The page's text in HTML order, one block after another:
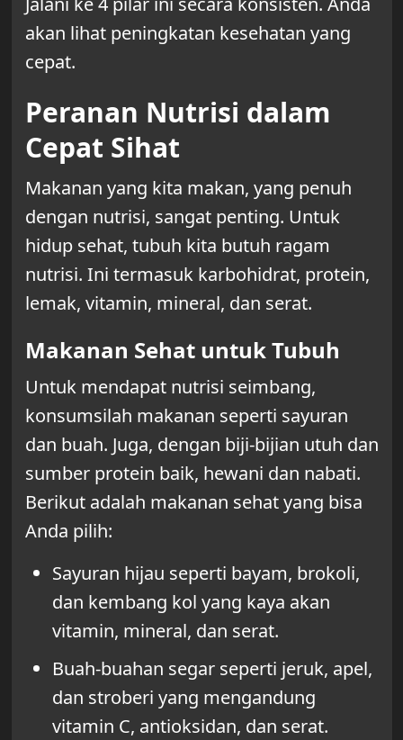
akan lihat peningkatan kesehatan yang
cepat.
Peranan Nutrisi dalam
Cepat Sihat
Makanan yang kita makan, yang penuh
dengan nutrisi, sangat penting. Untuk
hidup sehat, tubuh kita butuh ragam
nutrisi. Ini termasuk karbohidrat, protein,
lemak, vitamin, mineral, dan serat.
Makanan Sehat untuk Tubuh
Untuk mendapat nutrisi seimbang,
konsumsilah makanan seperti sayuran
dan buah. Juga, dengan biji-bijian utuh dan
sumber protein baik, hewani dan nabati.
Berikut adalah makanan sehat yang bisa
Anda pilih:
Sayuran hijau seperti bayam, brokoli,
dan kembang kol yang kaya akan
vitamin, mineral, dan serat.
Buah-buahan segar seperti jeruk, apel,
dan stroberi yang mengandung
vitamin C, antioksidan, dan serat.